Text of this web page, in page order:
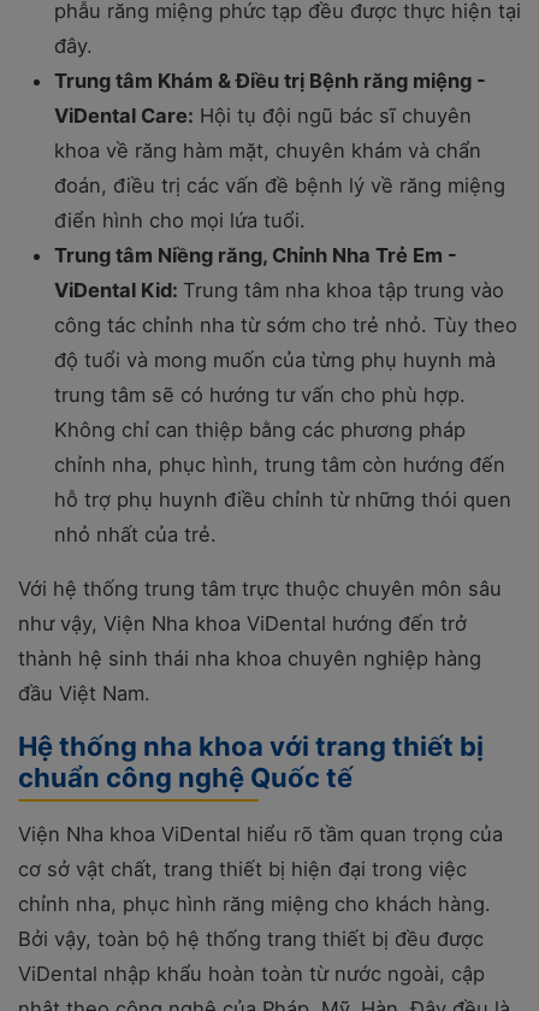
phẫu răng miệng phức tạp đều được thực hiện tại
đây.
Trung tâm Khám & Điều trị Bệnh răng miệng -
ViDental Care: Hội tụ đội ngũ bác sĩ chuyên
khoa về răng hàm mặt, chuyên khám và chẩn
đoán, điều trị các vấn đề bệnh lý về răng miệng
điển hình cho mọi lứa tuổi.
Trung tâm Niềng răng, Chỉnh Nha Trẻ Em -
ViDental Kid: Trung tâm nha khoa tập trung vào
công tác chỉnh nha từ sớm cho trẻ nhỏ. Tùy theo
độ tuổi và mong muốn của từng phụ huynh mà
trung tâm sẽ có hướng tư vấn cho phù hợp.
Không chỉ can thiệp bằng các phương pháp
chỉnh nha, phục hình, trung tâm còn hướng đến
hỗ trợ phụ huynh điều chỉnh từ những thói quen
nhỏ nhất của trẻ.
Với hệ thống trung tâm trực thuộc chuyên môn sâu
như vậy, Viện Nha khoa ViDental hướng đến trở
thành hệ sinh thái nha khoa chuyên nghiệp hàng
đầu Việt Nam.
Hệ thống nha khoa với trang thiết bị
chuẩn công nghệ Quốc tế
Viện Nha khoa ViDental hiểu rõ tầm quan trọng của
cơ sở vật chất, trang thiết bị hiện đại trong việc
chỉnh nha, phục hình răng miệng cho khách hàng.
Bởi vậy, toàn bộ hệ thống trang thiết bị đều được
ViDental nhập khẩu hoàn toàn từ nước ngoài, cập